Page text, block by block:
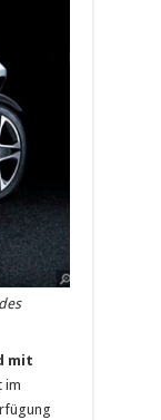
mit
im